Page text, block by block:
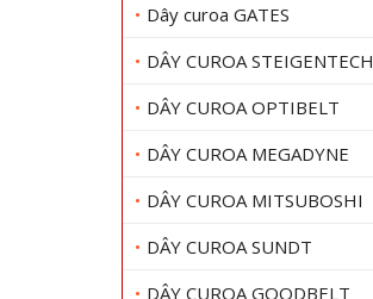
Dây curoa GATES
DÂY CUROA STEIGENTECH
DÂY CUROA OPTIBELT
DÂY CUROA MEGADYNE
DÂY CUROA MITSUBOSHI
DÂY CUROA SUNDT
DÂY CUROA GOODBELT